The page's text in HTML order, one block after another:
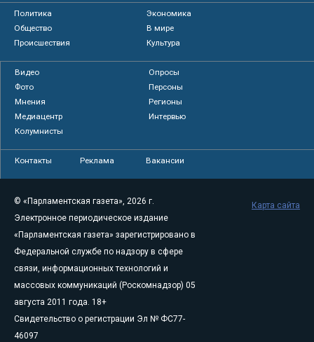
Политика
Экономика
Общество
В мире
Происшествия
Культура
Видео
Опросы
Фото
Персоны
Мнения
Регионы
Медиацентр
Интервью
Колумнисты
Контакты Реклама Вакансии
© «Парламентская газета», 2026 г.
Электронное периодическое издание
«Парламентская газета» зарегистрировано в
Федеральной службе по надзору в сфере
связи, информационных технологий и
массовых коммуникаций (Роскомнадзор) 05
августа 2011 года. 18+
Свидетельство о регистрации Эл № ФС77-
46097
Карта сайта